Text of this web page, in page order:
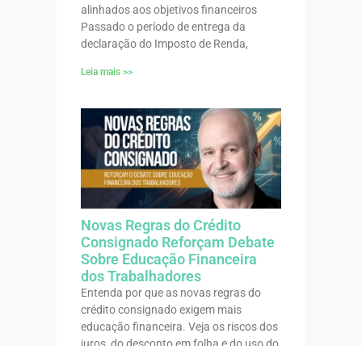
alinhados aos objetivos financeiros
Passado o período de entrega da
declaração do Imposto de Renda,
Leia mais >>
Novas Regras do Crédito
Consignado Reforçam Debate
Sobre Educação Financeira
dos Trabalhadores
Entenda por que as novas regras do
crédito consignado exigem mais
educação financeira. Veja os riscos dos
juros, do desconto em folha e do uso do